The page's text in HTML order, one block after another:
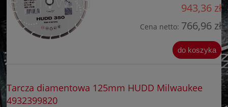
943,36 zł
Cena netto: 766,96 zł
do koszyka
Tarcza diamentowa 125mm HUDD Milwaukee
4932399820